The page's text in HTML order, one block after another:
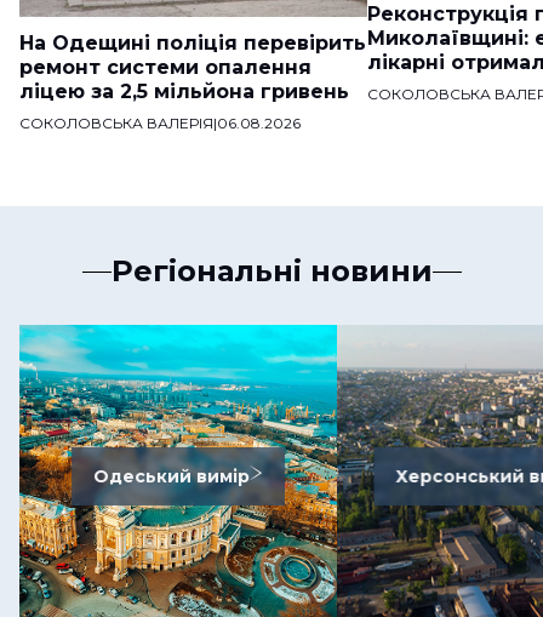
На Одещині поліція перевірить
ремонт системи опалення
ліцею за 2,5 мільйона гривень
СОКОЛОВСЬКА ВАЛЕРІЯ|06.08.2026
Реконструкція
Миколаївщині:
лікарні
СОКОЛОВСЬКА
Регіональні новини
Одеський вимір Херсонський